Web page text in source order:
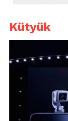
Kütyük